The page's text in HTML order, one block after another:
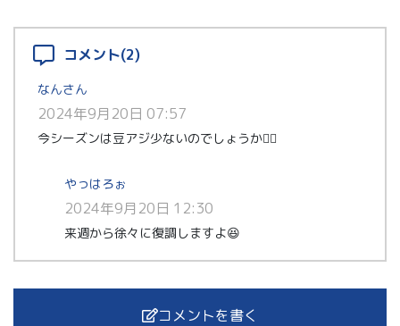
コメント(2)
なんさん
2024年9月20日 07:57
今シーズンは豆アジ少ないのでしょうか😮‍💨
やっはろぉ
2024年9月20日 12:30
来週から徐々に復調しますよ😆
コメントを書く